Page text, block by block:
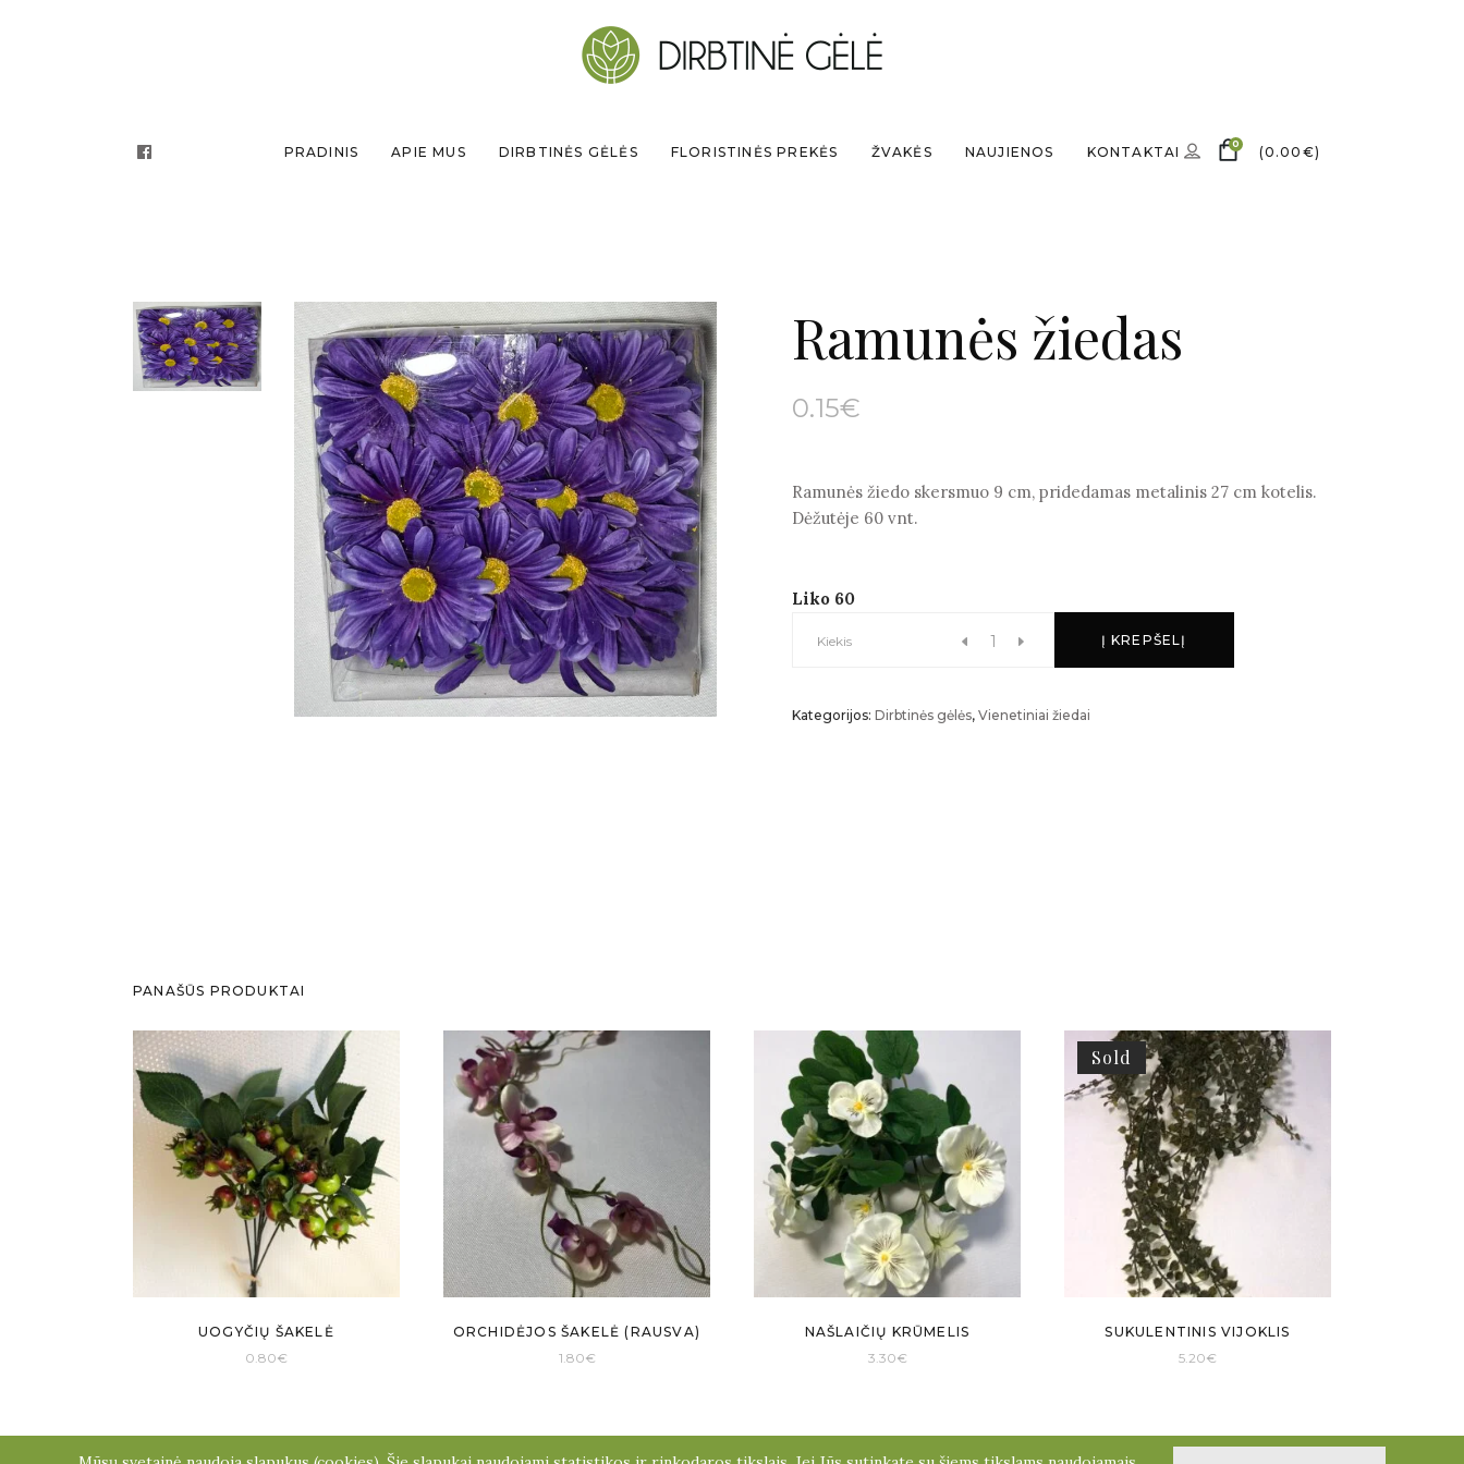
PRADINIS APIE MUS DIRBTINĖS GĖLĖS FLORISTINĖS PREKĖS ŽVAKĖS NAUJIENOS KONTAKTAI 0 (0.00 €)
Ramunės žiedas
0.15€
Ramunės žiedo skersmuo 9 cm, pridedamas metalinis 27 cm kotelis.
Dėžutėje 60 vnt.
Liko 60
Ramunės
Kiekis Į KREPŠELĮ
Kategorijos: Dirbtinės gėlės, Vienetiniai žiedai
PANAŠŪS PRODUKTAI
UOGYČIŲ ŠAKELĖ
0.80€
ORCHIDĖJOS ŠAKELĖ (RAUSVA)
1.80€
NAŠLAIČIŲ KRŪMELIS
3.30€
Sold
SUKULENTINIS VIJOKLIS
5.20€